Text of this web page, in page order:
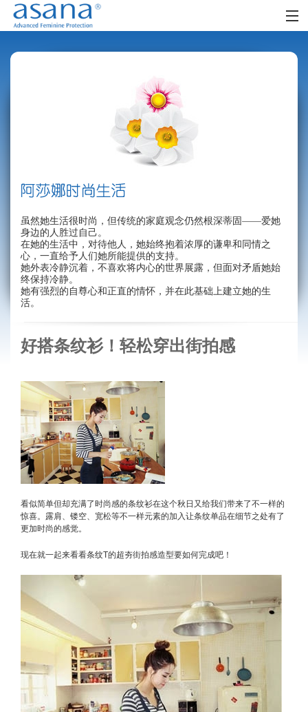
社区
FAQ虽然她生活很时尚，但传统的家庭观念仍然根深蒂固——爱她
身边的人胜过自己。
在她的生活中，对待他人，她始终抱着浓厚的谦卑和同情之
心，一直给予人们她所能提供的支持。
她外表冷静沉着，不喜欢将内心的世界展露，但面对矛盾她始
终保持冷静。
她有强烈的自尊心和正直的情怀，并在此基础上建立她的生
活。
好搭条纹衫！轻松穿出街拍感
看似简单但却充满了时尚感的条纹衫在这个秋日又给我们带来了不一样的
惊喜。露肩、镂空、宽松等不一样元素的加入让条纹单品在细节之处有了
更加时尚的感觉。
现在就一起来看看条纹T的超夯街拍感造型要如何完成吧！